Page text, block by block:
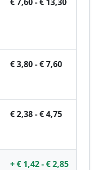
€ 3,80 - € 7,60
€ 2,38 - € 4,75
+ € 1,42 - € 2,85